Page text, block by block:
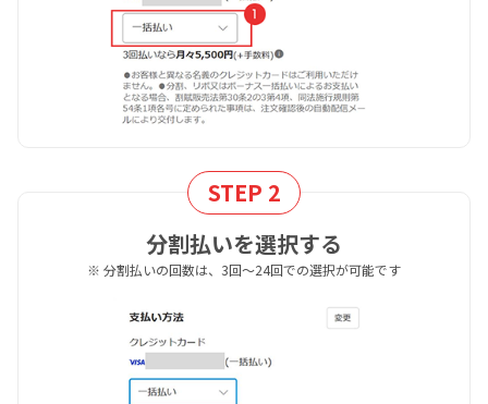
STEP 2
分割払いを選択する
※ 分割払いの回数は、3回～24回での選択が可能です